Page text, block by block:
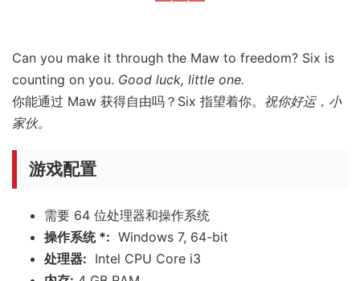
Can you make it through the Maw to freedom? Six is
counting on you. Good luck, little one.
你能通过 Maw 获得自由吗？Six 指望着你。 祝你好运，小
家伙。
游戏配置
需要 64 位处理器和操作系统
操作系统 *: Windows 7, 64-bit
处理器: Intel CPU Core i3